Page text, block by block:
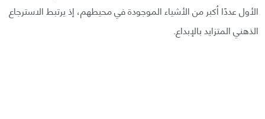
الأول عددًا أكبر من الأشياء الموجودة في محيطهم، إذ يرتبط الاسترجاع
الذهني المتزايد بالإبداع.